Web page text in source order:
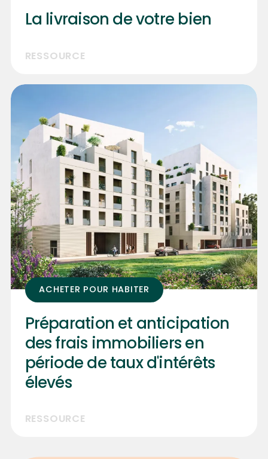
La livraison de votre bien
RESSOURCE
ACHETER POUR HABITER
Préparation et anticipation
des frais immobiliers en
période de taux d'intérêts
élevés
RESSOURCE